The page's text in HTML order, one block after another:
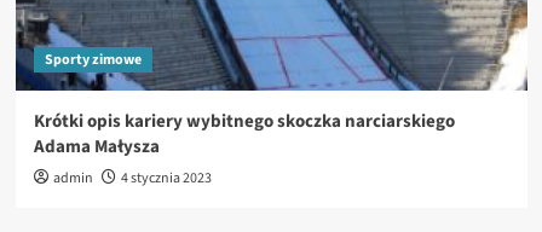
Sporty zimowe
Krótki opis kariery wybitnego skoczka narciarskiego
Adama Małysza
admin 4 stycznia 2023